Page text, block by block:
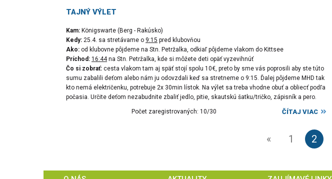
TAJNÝ VÝLET
Kam: Königswarte (Berg - Rakúsko)
Kedy: 25.4. sa stretávame o 9:15 pred klubovňou
Ako: od klubovne pôjdeme na Stn. Petržalka, odkiaľ pôjdeme vlakom do Kittsee
Príchod: 16:44na Stn. Petržalka, kde si môžete deti opäť vyzevihnúť
Čo si zobrať: cesta vlakom tam aj späť stojí spolu 10€, preto by sme vás poprosili aby ste túto
sumu zabalili deťom alebo nám ju odovzdali keď sa stretneme o 9:15. Ďalej pôjdeme MHD tak
kto nemá električenku, potrebuje 2x 30min lístok. Na výlet sa treba vhodne obuť a obliecť podľa
počasia. Určite deťom nezabudnite zbaliť jedlo, pitie, skautskú šatku/tričko, zápisník a pero.
Počet zaregistrovaných: 10/30 ČÍTAJ VIAC
« 1 2